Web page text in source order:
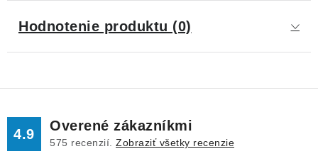
Hodnotenie produktu (0)
4.9
Overené zákazníkmi
575 recenzií. Zobraziť všetky recenzie